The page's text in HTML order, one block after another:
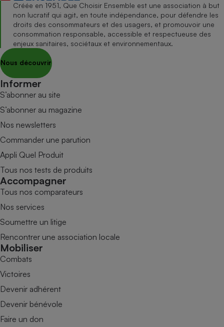
Créée en 1951, Que Choisir Ensemble est une association à but
non lucratif qui agit, en toute indépendance, pour défendre les
droits des consommateurs et des usagers, et promouvoir une
consommation responsable, accessible et respectueuse des
enjeux sanitaires, sociétaux et environnementaux.
Nous découvrir
Informer
S’abonner au site
S’abonner au magazine
Nos newsletters
Commander une parution
Appli Quel Produit
Tous nos tests de produits
Accompagner
Tous nos comparateurs
Nos services
Soumettre un litige
Rencontrer une association locale
Mobiliser
Combats
Victoires
Devenir adhérent
Devenir bénévole
Faire un don